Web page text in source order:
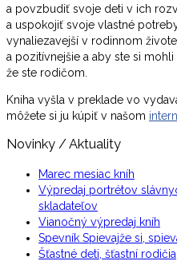
a povzbudiť svoje deti v ich
a uspokojiť svoje vlastné
vynaliezavejší v rodinnom
a pozitívnejšie a aby ste si
že ste rodičom.
Kniha vyšla v preklade vo
môžete si ju kúpiť v našom
Novinky / Aktuality
Marec mesiac kníh
Výpredaj portrétov
skladateľov
Vianočný výpredaj kníh
Spevník Spievajže si,
Šťastné deti, šťastní rodičia